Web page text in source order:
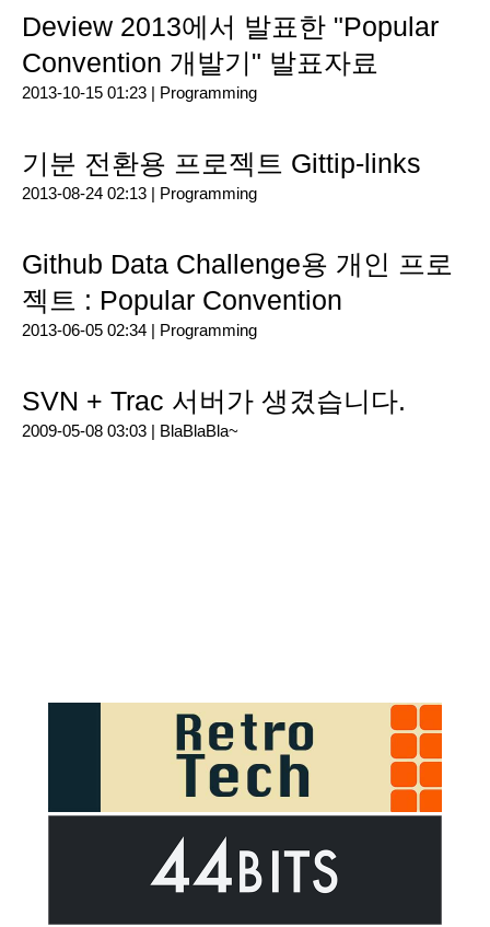
Deview 2013에서 발표한 "Popular
Convention 개발기" 발표자료
2013-10-15 01:23 | Programming
기분 전환용 프로젝트 Gittip-links
2013-08-24 02:13 | Programming
Github Data Challenge용 개인 프로
젝트 : Popular Convention
2013-06-05 02:34 | Programming
SVN + Trac 서버가 생겼습니다.
2009-05-08 03:03 | BlaBlaBla~